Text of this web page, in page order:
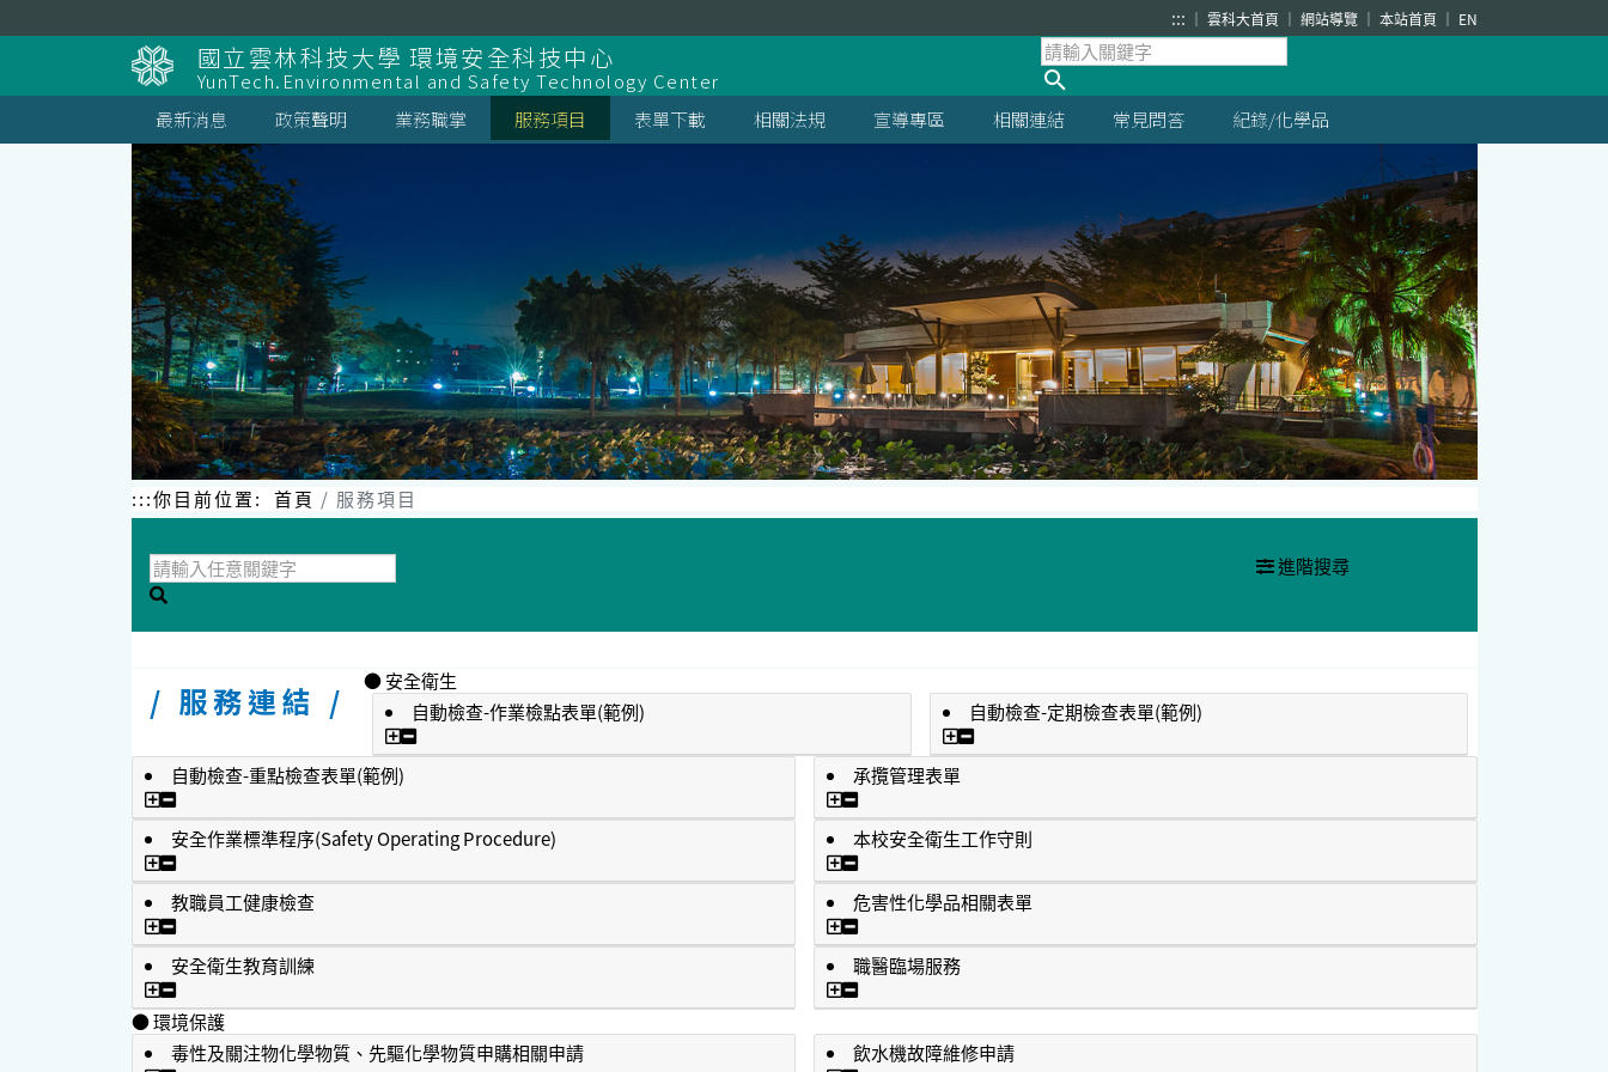
到
主
要
內
容
區
塊
::: 雲科大首頁 網站導覽 本站首頁 EN
國立雲林科技大學 環境安全科技中心
YunTech.Environmental and Safety Technology Center
最新消息
政策聲明 業務職掌 服務項目 表單下載 相關法規 宣導專區 相關連結 常見問答 紀錄/化學品
:::你目前位置: 首頁 服務項目
進階搜尋
/ 服務連結 /
● 安全衛生
自動檢查-作業檢點表單(範例)
自動檢查-作業檢點表單(範例)
自動檢查-定期檢查表單(範例)
自動檢查-定期檢查表單(範例)
自動檢查-重點檢查表單(範例)
自動檢查-重點檢查表單(範例)
承攬管理表單
承攬管理表單
安全作業標準程序(Safety Operating Procedure)
安全作業標準程序(Safety Operating Procedure)
本校安全衛生工作守則
本校安全衛生工作守則
教職員工健康檢查
教職員工健康檢查
危害性化學品相關表單
危害性化學品相關表單
安全衛生教育訓練
安全衛生教育訓練
職醫臨場服務
職醫臨場服務
● 環境保護
毒性及關注物化學物質、先驅化學物質申購相關申請
飲水機故障維修申請